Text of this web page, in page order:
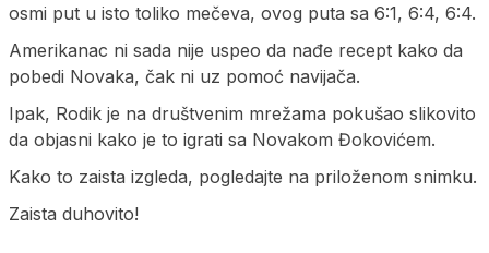
osmi put u isto toliko mečeva, ovog puta sa 6:1, 6:4, 6:4.
Amerikanac ni sada nije uspeo da nađe recept kako da
pobedi Novaka, čak ni uz pomoć navijača.
Ipak, Rodik je na društvenim mrežama pokušao slikovito
da objasni kako je to igrati sa Novakom Đokovićem.
Kako to zaista izgleda, pogledajte na priloženom snimku.
Zaista duhovito!